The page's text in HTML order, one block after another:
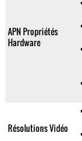
APN Propriétés
Hardware
Résolutions Vidéo